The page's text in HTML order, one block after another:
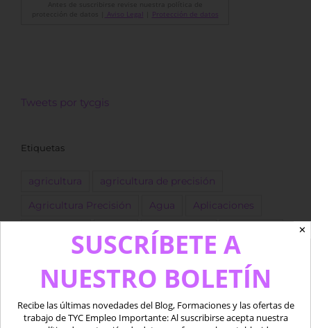
Aviso Legal Protección de datos
Tweets por tycgis
Etiquetas
agricultura agricultura de precisión
Agricultura Precisión Agua Aplicaciones
datos LiDAR
Descarga dron Drones empleo
forestal Fotogrametría GEE GIS golf
Google Earth Engine IA Imágenes
✕
SUSCRÍBETE A
NUESTRO BOLETÍN
Recibe las últimas novedades del Blog, Formaciones y las ofertas de
trabajo de TYC Empleo Importante: Al suscribirse acepta nuestra